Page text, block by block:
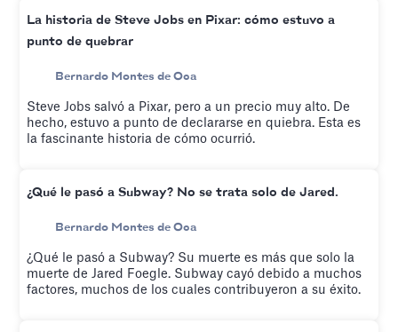
La historia de Steve Jobs en Pixar: cómo estuvo a
punto de quebrar
Bernardo Montes de Oca
Steve Jobs salvó a Pixar, pero a un precio muy alto. De
hecho, estuvo a punto de declararse en quiebra. Esta es
la fascinante historia de cómo ocurrió.
¿Qué le pasó a Subway? No se trata solo de Jared.
Bernardo Montes de Oca
¿Qué le pasó a Subway? Su muerte es más que solo la
muerte de Jared Foegle. Subway cayó debido a muchos
factores, muchos de los cuales contribuyeron a su éxito.